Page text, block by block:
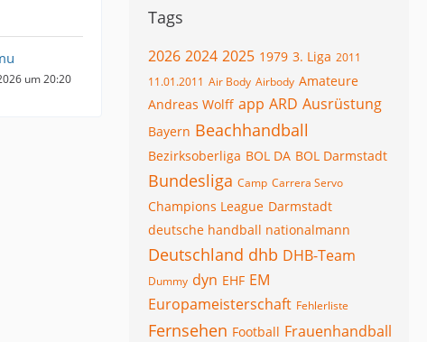
um 20:20
Tags
2026 2024 2025 1979 3. Liga 2011
11.01.2011 Air Body Airbody Amateure
Andreas Wolff app ARD Ausrüstung
Bayern Beachhandball
Bezirksoberliga BOL DA BOL Darmstadt
Bundesliga Camp Carrera Servo
Champions League Darmstadt
deutsche handball nationalmann
Deutschland dhb DHB-Team
Dummy dyn EHF EM
Europameisterschaft Fehlerliste
Fernsehen Football Frauenhandball